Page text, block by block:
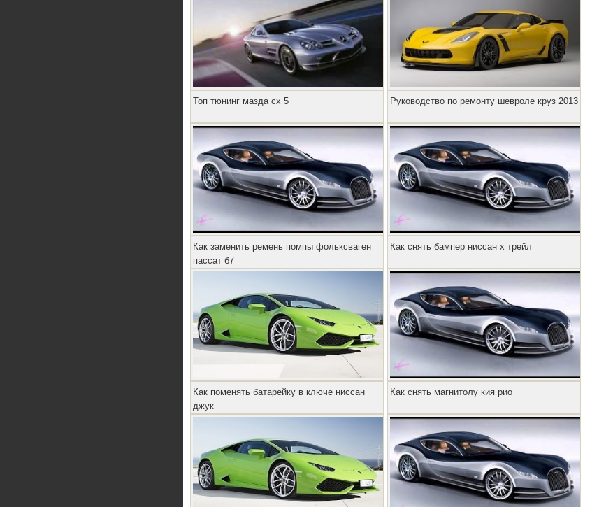
Топ тюнинг мазда сх 5 Руководство по ремонту шевроле круз 2013
Как заменить ремень помпы фольксваген
пассат б7
Как снять бампер ниссан х трейл
Как поменять батарейку в ключе ниссан
джук
Как снять магнитолу кия рио